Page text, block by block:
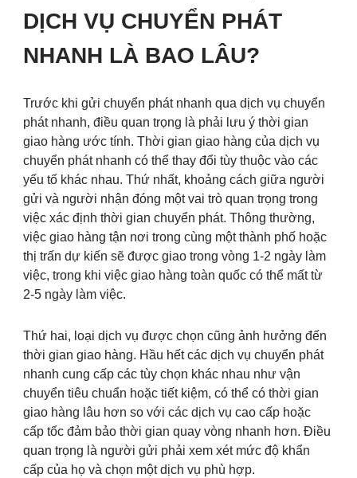
DỊCH VỤ CHUYỂN PHÁT
NHANH LÀ BAO LÂU?
Trước khi gửi chuyển phát nhanh qua dịch vụ chuyển
phát nhanh, điều quan trọng là phải lưu ý thời gian
giao hàng ước tính. Thời gian giao hàng của dịch vụ
chuyển phát nhanh có thể thay đổi tùy thuộc vào các
yếu tố khác nhau. Thứ nhất, khoảng cách giữa người
gửi và người nhận đóng một vai trò quan trọng trong
việc xác định thời gian chuyển phát. Thông thường,
việc giao hàng tận nơi trong cùng một thành phố hoặc
thị trấn dự kiến sẽ được giao trong vòng 1-2 ngày làm
việc, trong khi việc giao hàng toàn quốc có thể mất từ
2-5 ngày làm việc.
Thứ hai, loại dịch vụ được chọn cũng ảnh hưởng đến
thời gian giao hàng. Hầu hết các dịch vụ chuyển phát
nhanh cung cấp các tùy chọn khác nhau như vận
chuyển tiêu chuẩn hoặc tiết kiệm, có thể có thời gian
giao hàng lâu hơn so với các dịch vụ cao cấp hoặc
cấp tốc đảm bảo thời gian quay vòng nhanh hơn. Điều
quan trọng là người gửi phải xem xét mức độ khẩn
cấp của họ và chọn một dịch vụ phù hợp.